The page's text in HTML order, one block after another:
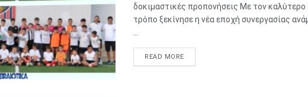
δοκιμαστικές προπονήσεις Με τον καλύτερο
τρόπο ξεκίνησε η νέα εποχή συνεργασίας
READ MORE